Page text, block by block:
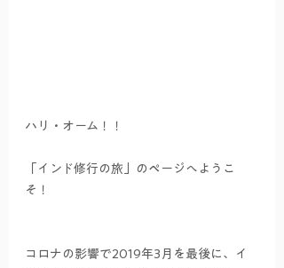
ハリ・オーム！！
「インド修行の旅」のページへようこ
そ！
コロナの影響で2019年3月を最後に、イ